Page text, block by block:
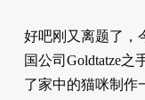
好吧刚又离题了，
国公司Goldtatze之
了家中的猫咪制作